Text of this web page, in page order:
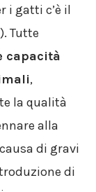
i gatti c’è il
Tutte
capacità
,
la qualità
alla
di gravi
di